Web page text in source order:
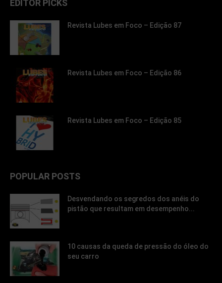
EDITOR PICKS
Revista Lubes em Foco – Edição 87
Revista Lubes em Foco – Edição 86
Revista Lubes em Foco – Edição 85
POPULAR POSTS
Desvendando os segredos dos anéis do
pistão que resultam em desempenho...
10 causas da queda de pressão do óleo do
seu carro